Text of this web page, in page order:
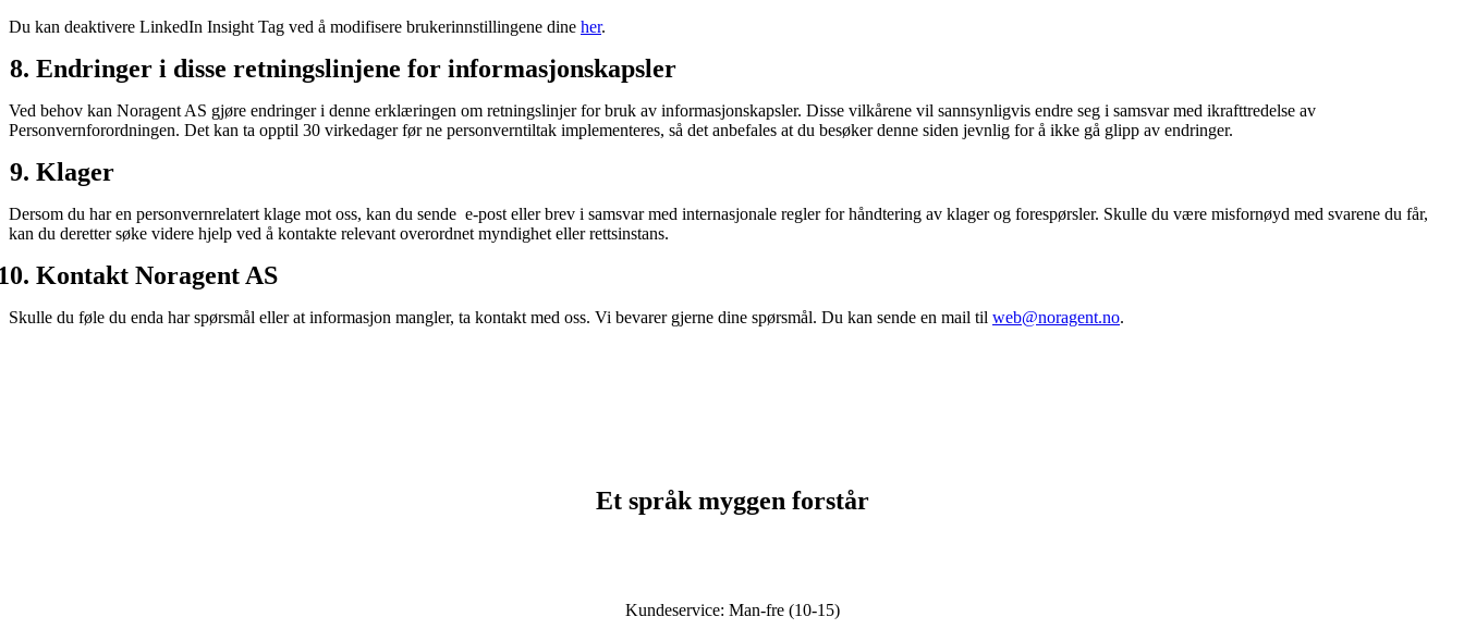
Du kan deaktivere LinkedIn Insight Tag ved å modifisere brukerinnstillingene dine her.
Endringer i disse retningslinjene for informasjonskapsler
Ved behov kan Noragent AS gjøre endringer i denne erklæringen om retningslinjer for bruk av informasjonskapsler. Disse vilkårene vil sannsynligvis endre seg i samsvar med ikrafttredelse av
Personvernforordningen. Det kan ta opptil 30 virkedager før ne personverntiltak implementeres, så det anbefales at du besøker denne siden jevnlig for å ikke gå glipp av endringer.
Klager
Dersom du har en personvernrelatert klage mot oss, kan du sende e-post eller brev i samsvar med internasjonale regler for håndtering av klager og forespørsler. Skulle du være misfornøyd med svarene du får,
kan du deretter søke videre hjelp ved å kontakte relevant overordnet myndighet eller rettsinstans.
Kontakt Noragent AS
Skulle du føle du enda har spørsmål eller at informasjon mangler, ta kontakt med oss. Vi bevarer gjerne dine spørsmål. Du kan sende en mail til web@noragent.no.
Et språk myggen forstår
Kundeservice: Man-fre (10-15)